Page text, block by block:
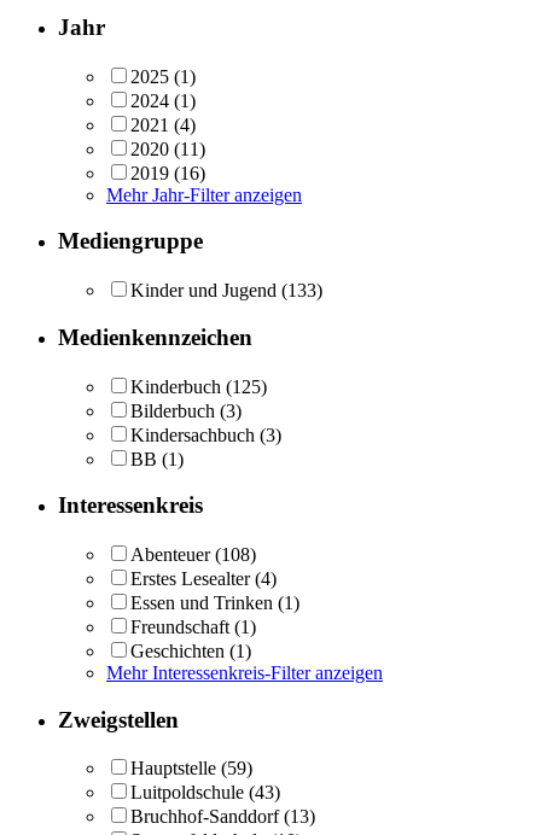
Jahr
2025 (1)
2024 (1)
2021 (4)
2020 (11)
2019 (16)
Mehr Jahr-Filter anzeigen
Mediengruppe
Kinder und Jugend (133)
Medienkennzeichen
Kinderbuch (125)
Bilderbuch (3)
Kindersachbuch (3)
BB (1)
Interessenkreis
Abenteuer (108)
Erstes Lesealter (4)
Essen und Trinken (1)
Freundschaft (1)
Geschichten (1)
Mehr Interessenkreis-Filter anzeigen
Zweigstellen
Hauptstelle (59)
Luitpoldschule (43)
Bruchhof-Sanddorf (13)